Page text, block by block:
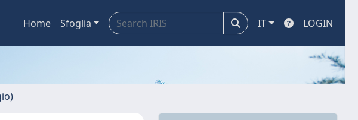
Home Sfoglia IT LOGIN